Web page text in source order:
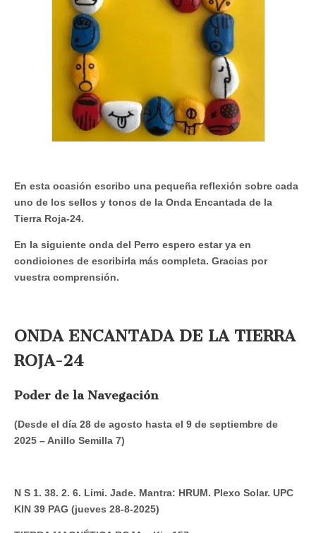
En esta ocasión escribo una pequeña reflexión sobre cada
uno de los sellos y tonos de la Onda Encantada de la
Tierra Roja-24.
En la siguiente onda del Perro espero estar ya en
condiciones de escribirla más completa. Gracias por
vuestra comprensión.
ONDA ENCANTADA DE LA TIERRA
ROJA-24
Poder de la Navegación
(Desde el día 28 de agosto hasta el 9 de septiembre de
2025 – Anillo Semilla 7)
N S 1. 38. 2. 6. Limi. Jade. Mantra: HRUM. Plexo Solar. UPC
KIN 39 PAG (jueves 28-8-2025)